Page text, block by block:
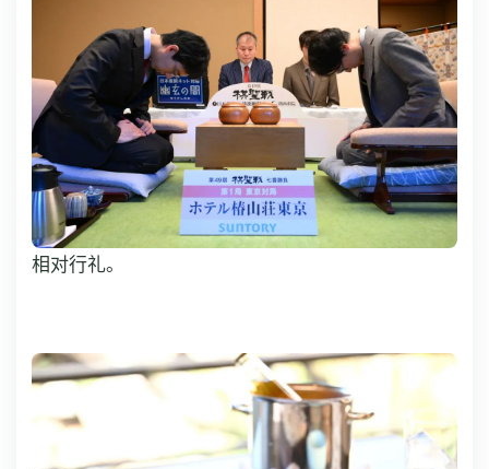
相对行礼。